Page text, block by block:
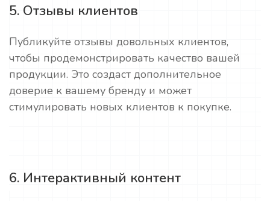
5. Отзывы клиентов
Публикуйте отзывы довольных клиентов,
чтобы продемонстрировать качество вашей
продукции. Это создаст дополнительное
доверие к вашему бренду и может
стимулировать новых клиентов к покупке.
6. Интерактивный контент